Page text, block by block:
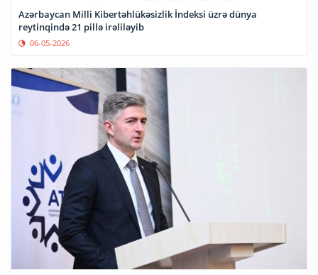
Azərbaycan Milli Kibertəhlükəsizlik İndeksi üzrə dünya
reytinqində 21 pillə irəliləyib
06-05-2026